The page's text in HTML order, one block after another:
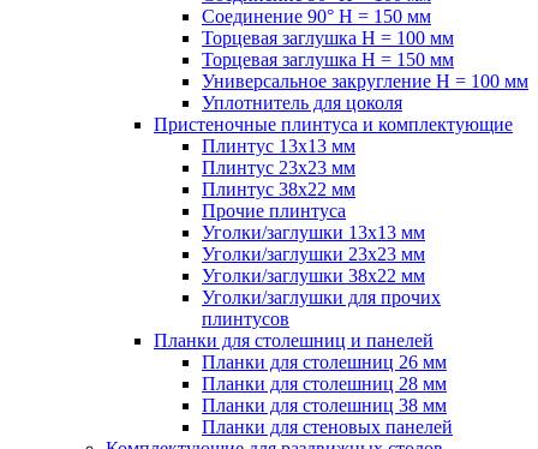
Соединение 90° H = 150 мм
Торцевая заглушка H = 100 мм
Торцевая заглушка H = 150 мм
Универсальное закругление H = 100 мм
Уплотнитель для цоколя
Пристеночные плинтуса и комплектующие
Плинтус 13х13 мм
Плинтус 23х23 мм
Плинтус 38х22 мм
Прочие плинтуса
Уголки/заглушки 13х13 мм
Уголки/заглушки 23х23 мм
Уголки/заглушки 38х22 мм
Уголки/заглушки для прочих
плинтусов
Планки для столешниц и панелей
Планки для столешниц 26 мм
Планки для столешниц 28 мм
Планки для столешниц 38 мм
Планки для стеновых панелей